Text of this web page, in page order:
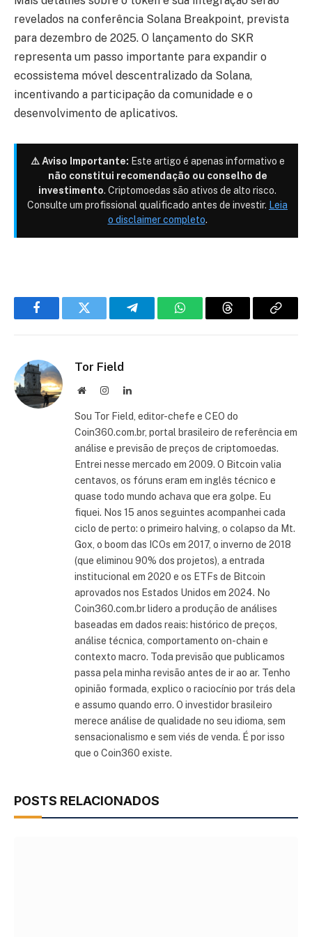
revelados na conferência Solana Breakpoint, prevista
para dezembro de 2025. O lançamento do SKR
representa um passo importante para expandir o
ecossistema móvel descentralizado da Solana,
incentivando a participação da comunidade e o
desenvolvimento de aplicativos.
⚠️ Aviso Importante: Este artigo é apenas informativo e
não constitui recomendação ou conselho de
investimento. Criptomoedas são ativos de alto risco.
Consulte um profissional qualificado antes de investir. Leia
o disclaimer completo.
FacebookTwitter TelegramWhatsAppThreads Copiar
Tor Field
Site InstagramLinkedIn
Sou Tor Field, editor-chefe e CEO do
Coin360.com.br, portal brasileiro de referência em
análise e previsão de preços de criptomoedas.
Entrei nesse mercado em 2009. O Bitcoin valia
centavos, os fóruns eram em inglês técnico e
quase todo mundo achava que era golpe. Eu
fiquei. Nos 15 anos seguintes acompanhei cada
ciclo de perto: o primeiro halving, o colapso da Mt.
Gox, o boom das ICOs em 2017, o inverno de 2018
(que eliminou 90% dos projetos), a entrada
institucional em 2020 e os ETFs de Bitcoin
aprovados nos Estados Unidos em 2024. No
Coin360.com.br lidero a produção de análises
baseadas em dados reais: histórico de preços,
análise técnica, comportamento on-chain e
contexto macro. Toda previsão que publicamos
passa pela minha revisão antes de ir ao ar. Tenho
opinião formada, explico o raciocínio por trás dela
e assumo quando erro. O investidor brasileiro
merece análise de qualidade no seu idioma, sem
sensacionalismo e sem viés de venda. É por isso
que o Coin360 existe.
POSTS RELACIONADOS